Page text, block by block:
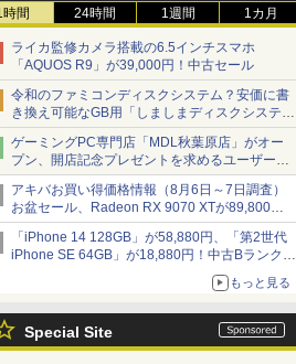
時間 24時間 1週間 1カ月
ライカ監修カメラ搭載の6.5インチスマホ
「AQUOS R9」が39,000円！中古セール
令和のファミコンディスクシステム？安価に書
き換え可能なGB用「しましまディスクシステ
ム」
ゲーミングPC専門店「MDL秋葉原店」がオー
プン、開店記念プレゼントを求めるユーザーが
押し寄せ長蛇の列に
アキバお買い得価格情報（8月6日～7日調査）
お盆セール、Radeon RX 9070 XTが89,800
円、水平周波数24.8kHz対応の17型モニターが
9,801円、暑さ指数連動セール ほか
「iPhone 14 128GB」が58,880円、「第2世代
iPhone SE 64GB」が18,880円！中古Bランク品
もっと見る
Special Site